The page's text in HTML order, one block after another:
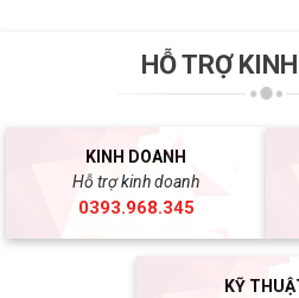
HỖ TRỢ
KINH DOANH
Hỗ trợ kinh doanh
0393.968.345
KỸ